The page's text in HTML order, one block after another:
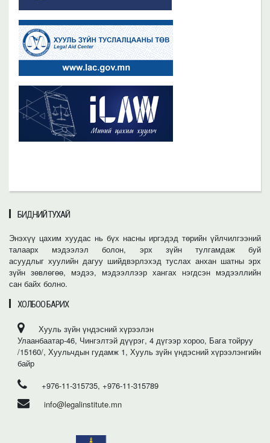
БИДНИЙ ТУХАЙ
Энэхүү цахим хуудас нь бүх насны иргэдэд төрийн үйлчилгээний
талаарх мэдээлэл болон, эрх зүйн тулгамдаж буй
асуудлыг хуулийн дагуу шийдвэрлэхэд туслах анхан шатны эрх
зүйн зөвлөгөө, мэдээ, мэдээллээр хангах нэгдсэн мэдээллийн
сан байх болно.
ХОЛБОО БАРИХ
Хууль зүйн үндэсний хүрээлэн
Улаанбаатар-46, Чингэлтэй дүүрэг, 4 дүгээр хороо, Бага тойруу
/15160/, Хуульчдын гудамж 1, Хууль зүйн үндэсний хүрээлэнгийн
байр
+976-11-315735, +976-11-315789
info@legalinstitute.mn